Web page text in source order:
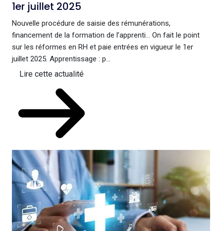
1er juillet 2025
Nouvelle procédure de saisie des rémunérations,
financement de la formation de l’apprenti… On fait le point
sur les réformes en RH et paie entrées en vigueur le 1er
juillet 2025. Apprentissage : p...
Lire cette actualité